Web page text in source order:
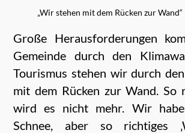
„Wir stehen mit dem Rücken zur Wand“
Große Herausforderungen
Gemeinde durch den
Tourismus stehen wir durch
mit dem Rücken zur Wand. So
wird es nicht mehr. Wir
Schnee, aber so richtiges